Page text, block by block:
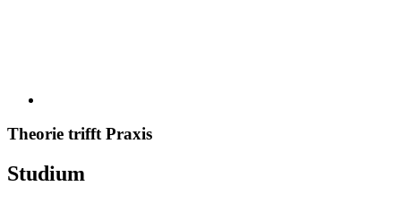
Theorie trifft Praxis
Studium